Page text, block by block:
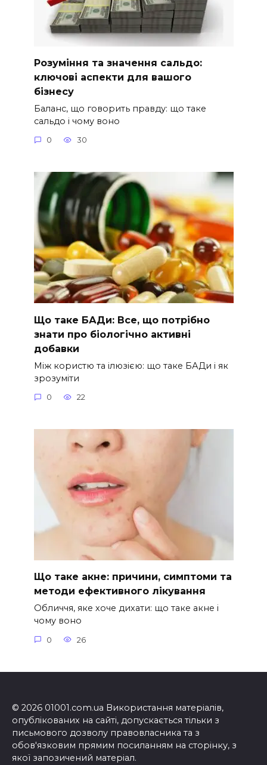
Розуміння та значення сальдо:
ключові аспекти для вашого
бізнесу
Баланс, що говорить правду: що таке
сальдо і чому воно
0 30
Що таке БАДи: Все, що потрібно
знати про біологічно активні
добавки
Між користю та ілюзією: що таке БАДи і як
зрозуміти
0 22
Що таке акне: причини, симптоми та
методи ефективного лікування
Обличчя, яке хоче дихати: що таке акне і
чому воно
0 26
© 2026 01001.com.ua Використання матеріалів,
опублікованих на сайті, допускається тільки з
письмового дозволу правовласника та з
обов'язковим прямим посиланням на сторінку, з
якої запозичений матеріал.